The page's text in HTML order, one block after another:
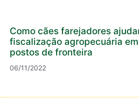
Como cães farejadores
fiscalização agropecuária
postos de fronteira
06/11/2022